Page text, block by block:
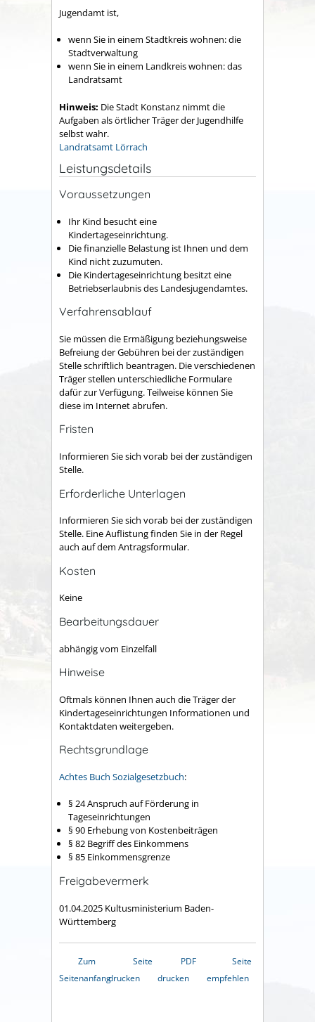
Jugendamt ist,
wenn Sie in einem Stadtkreis wohnen: die
Stadtverwaltung
wenn Sie in einem Landkreis wohnen: das
Landratsamt
Hinweis: Die Stadt Konstanz nimmt die
Aufgaben als örtlicher Träger der Jugendhilfe
selbst wahr.
Landratsamt Lörrach
Leistungsdetails
Voraussetzungen
Ihr Kind besucht eine
Kindertageseinrichtung.
Die finanzielle Belastung ist Ihnen und dem
Kind nicht zuzumuten.
Die Kindertageseinrichtung besitzt eine
Betriebserlaubnis des Landesjugendamtes.
Verfahrensablauf
Sie müssen die Ermäßigung beziehungsweise
Befreiung der Gebühren bei der zuständigen
Stelle schriftlich beantragen. Die verschiedenen
Träger stellen unterschiedliche Formulare
dafür zur Verfügung. Teilweise können Sie
diese im Internet abrufen.
Fristen
Informieren Sie sich vorab bei der zuständigen
Stelle.
Erforderliche Unterlagen
Informieren Sie sich vorab bei der zuständigen
Stelle. Eine Auflistung finden Sie in der Regel
auch auf dem Antragsformular.
Kosten
Keine
Bearbeitungsdauer
abhängig vom Einzelfall
Hinweise
Oftmals können Ihnen auch die Träger der
Kindertageseinrichtungen Informationen und
Kontaktdaten weitergeben.
Rechtsgrundlage
Achtes Buch Sozialgesetzbuch:
§ 24 Anspruch auf Förderung in
Tageseinrichtungen
§ 90 Erhebung von Kostenbeiträgen
§ 82 Begriff des Einkommens
§ 85 Einkommensgrenze
Freigabevermerk
01.04.2025 Kultusministerium Baden-
Württemberg
Zum
Seitenanfang
Seite
drucken
PDF
drucken
Seite
empfehlen